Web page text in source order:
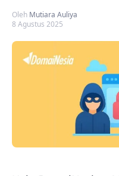
Oleh Mutiara Auliya
8 Agustus 2025